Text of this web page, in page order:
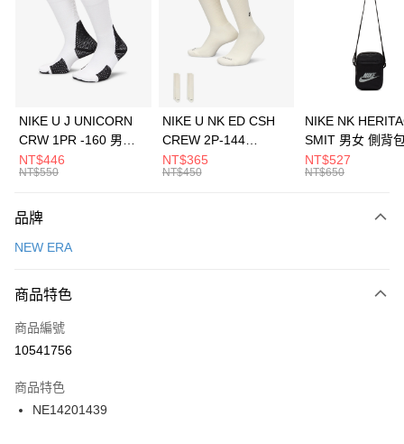
3 期 0 利率 每期 21家銀行
合作金庫商業銀行
第一商業銀行
華南商業銀行
彰化商業銀行
上海商業儲蓄銀行
元大商業銀行
台灣樂天信用卡公司
Apple Pay
全盈+PAY
AFTEE先享後付
【關於「AFTEE先享後付」】
便利好安心！
３．安心：先確認商品／服務後，再付款。
【「AFTEE先享後付」結帳流程】
１．於結帳方式選擇「AFTEE先享後付」後，將跳轉至「AFTEE先享後付」
２．訂單成立數日內，您將收到繳費通知簡訊。
３．收到繳費通知簡訊後14天內，點擊此簡訊中的連結，可透過四大超商／
ATM／網路銀行／等多元方式進行付款，方視為交易完成。
運送方式
每筆NT$100，滿NT$1,500(含以上)免運費
宅配
每筆NT$100，滿NT$1,500(含以上)免運費
付款後門市自取
每筆NT$100，滿NT$1,500(含以上)免運費
NIKE U J UNICORN
CRW 1PR -160 男女
中統襪 FZ3393100
NT$446
NT$550
NIKE U NK ED CSH
CREW 2P-144
EMBRDY 男女 短統襪
FZ3073133
NT$365
NT$450
NIKE NK
SMIT 男女 側背
BA5871010
NT$527
NT$650
品牌
NEW ERA
商品特色
商品編號
10541756
商品特色
NE14201439